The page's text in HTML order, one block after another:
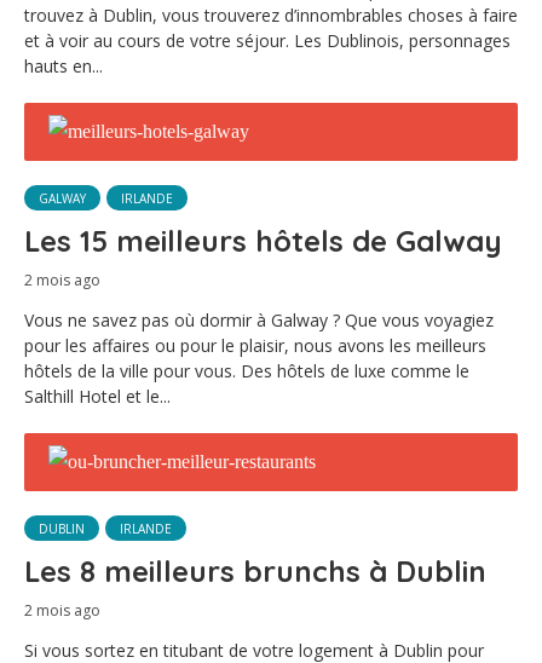
trouvez à Dublin, vous trouverez d’innombrables choses à faire
et à voir au cours de votre séjour. Les Dublinois, personnages
hauts en...
GALWAY IRLANDE
Les 15 meilleurs hôtels de Galway
2 mois ago
Vous ne savez pas où dormir à Galway ? Que vous voyagiez
pour les affaires ou pour le plaisir, nous avons les meilleurs
hôtels de la ville pour vous. Des hôtels de luxe comme le
Salthill Hotel et le...
DUBLIN IRLANDE
Les 8 meilleurs brunchs à Dublin
2 mois ago
Si vous sortez en titubant de votre logement à Dublin pour